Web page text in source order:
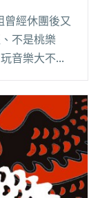
曾經休團後又
不是桃樂
音樂大不
了請音樂人
法，也順勢
全文 "休團